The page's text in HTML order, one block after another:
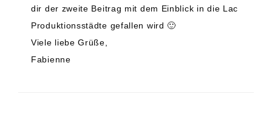
dir der zweite Beitrag mit dem Einblick in die Lac
Produktionsstädte gefallen wird 🙂
Viele liebe Grüße,
Fabienne